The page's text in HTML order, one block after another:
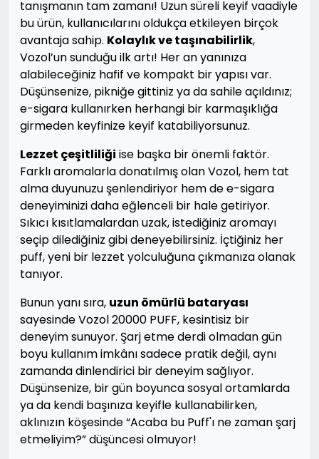
tanışmanın tam zamanı! Uzun süreli keyif vaadiyle
bu ürün, kullanıcılarını oldukça etkileyen birçok
avantaja sahip. Kolaylık ve taşınabilirlik,
Vozol’un sunduğu ilk artı! Her an yanınıza
alabileceğiniz hafif ve kompakt bir yapısı var.
Düşünsenize, pikniğe gittiniz ya da sahile açıldınız;
e-sigara kullanırken herhangi bir karmaşıklığa
girmeden keyfinize keyif katabiliyorsunuz.
Lezzet çeşitliliği ise başka bir önemli faktör.
Farklı aromalarla donatılmış olan Vozol, hem tat
alma duyunuzu şenlendiriyor hem de e-sigara
deneyiminizi daha eğlenceli bir hale getiriyor.
Sıkıcı kısıtlamalardan uzak, istediğiniz aromayı
seçip dilediğiniz gibi deneyebilirsiniz. İçtiğiniz her
puff, yeni bir lezzet yolculuğuna çıkmanıza olanak
tanıyor.
Bunun yanı sıra, uzun ömürlü bataryası
sayesinde Vozol 20000 PUFF, kesintisiz bir
deneyim sunuyor. Şarj etme derdi olmadan gün
boyu kullanım imkânı sadece pratik değil, aynı
zamanda dinlendirici bir deneyim sağlıyor.
Düşünsenize, bir gün boyunca sosyal ortamlarda
ya da kendi başınıza keyifle kullanabilirken,
aklınızın köşesinde “Acaba bu Puff'ı ne zaman şarj
etmeliyim?” düşüncesi olmuyor!